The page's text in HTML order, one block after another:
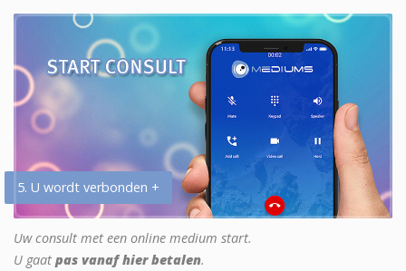
5. U wordt verbonden +
Uw consult met een online medium start.
U gaat pas vanaf hier betalen.